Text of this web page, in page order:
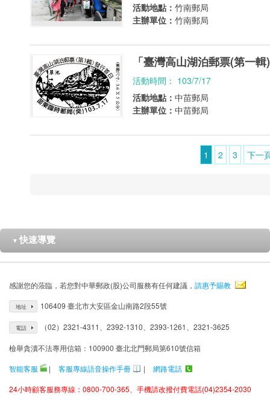
活動地點： 竹南郵局
主辦單位： 竹南郵局
「臺灣高山湖泊郵票(第一
活動時間： 103/7/17
活動地點： 中苗郵局
主辦單位： 中苗郵局
1 2 3 下一
▼ 快速導覽
感謝您的蒞臨，若您對中華郵政(股)公司服務有任何建議， 請惠予賜教
地址 106409 臺北市大安區金山南路2段55號
電話 （02）2321-4311、2392-1310、2393-1261、2321-3625
檢舉貪瀆不法專用信箱：100900 臺北北門郵局第610號信箱
智能客服
| 客服專線語音操作手冊 |
網路電話
24小時顧客服務專線：0800-700-365、手機請改撥付費電話(04)2354-2030